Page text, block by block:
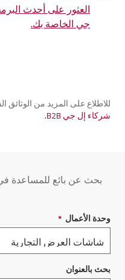
جي الخاصة بك.
للاطلاع على المزيد من الوثائق
شركاء إل جي B2B.
بحث عن بائع للمساعدة
وحدة الأعمال *
بحث بالعنوان